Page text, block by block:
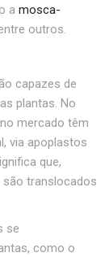
a mosca-
outros.
capazes de
plantas. No
mercado têm
via apoplastos
que,
são translocados
se
como o